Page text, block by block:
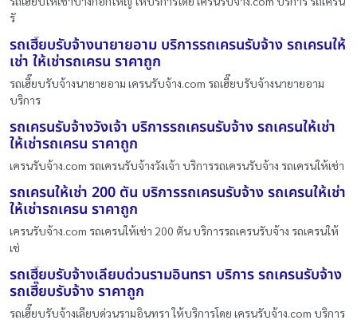
รั
รถเฮี๊ยบรับจ้างนายายอาม บริการรถเครนรับจ้าง รถเครนให้
เช่า ให้เช่ารถเครน ราคาถูก
รถเฮี๊ยบรับจ้างนายายอาม เครนรับจ้าง.com รถเฮี๊ยบรับจ้างนายายอาม
บริการ
รถเครนรับจ้างวังเจ้า บริการรถเครนรับจ้าง รถเครนให้เช่า
ให้เช่ารถเครน ราคาถูก
เครนรับจ้าง.com รถเครนรับจ้างวังเจ้า บริการรถเครนรับจ้าง รถเครนให้เช่า
รถเครนให้เช่า 200 ตัน บริการรถเครนรับจ้าง รถเครนให้เช่า
ให้เช่ารถเครน ราคาถูก
เครนรับจ้าง.com รถเครนให้เช่า 200 ตัน บริการรถเครนรับจ้าง รถเครนให้
เช่
รถเฮี๊ยบรับจ้างเลียบด่วนรามอินทรา บริการ รถเครนรับจ้าง
รถเฮี๊ยบรับจ้าง ราคาถูก
รถเฮี๊ยบรับจ้างเลียบด่วนรามอินทรา ให้บริการโดย เครนรับจ้าง.com บริการ